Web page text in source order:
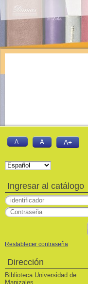
A- A A+
Ingresar al catálogo
Restablecer contraseña
Dirección
Biblioteca Universidad de
Manizales